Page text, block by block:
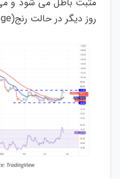
روز دیگر در حالت رنج(range) نگه دارد.